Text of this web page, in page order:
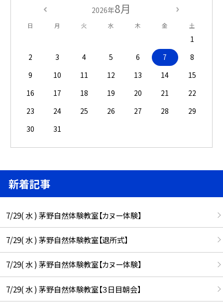
2026年8月
日 月 火 水 木 金 土
1
2
3 4 5 6 7
8
9
10 11 12 13 14
15
16
17 18 19 20 21
22
23
24 25 26 27 28
29
30
31
新着記事
7/29( 水 ) 茅野自然体験教室【カヌー体験】
7/29( 水 ) 茅野自然体験教室【退所式】
7/29( 水 ) 茅野自然体験教室【カヌー体験】
7/29( 水 ) 茅野自然体験教室【３日目朝会】